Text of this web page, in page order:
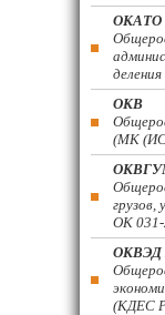
ОКАТО
ОКВ
(МК
грузов,
ОК
ОКВЭД
(КДЕС